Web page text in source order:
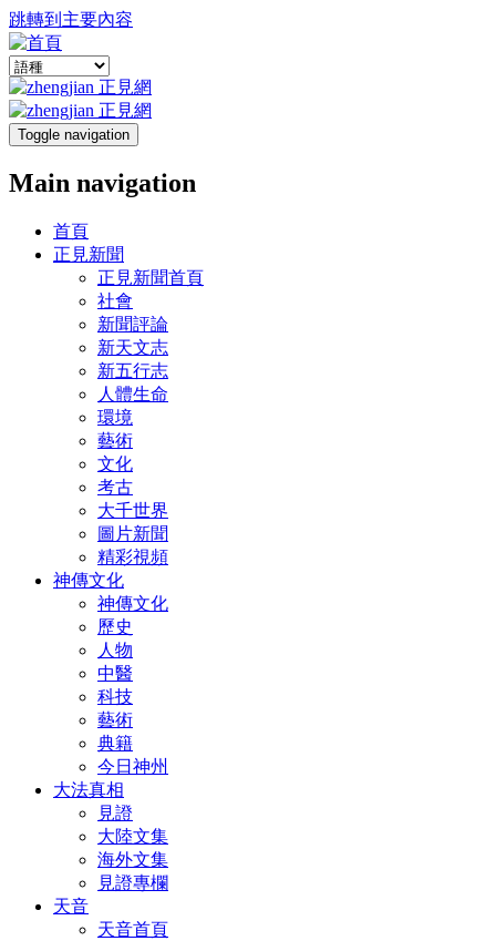
跳轉到主要內容
Toggle navigation
Main navigation
首頁
正見新聞
正見新聞首頁
社會
新聞評論
新天文志
新五行志
人體生命
環境
藝術
文化
考古
大千世界
圖片新聞
精彩視頻
神傳文化
神傳文化
歷史
人物
中醫
科技
藝術
典籍
今日神州
大法真相
見證
大陸文集
海外文集
見證專欄
天音
天音首頁